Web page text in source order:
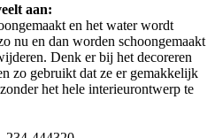
aan:
en het water wordt
nu en dan worden schoongemaakt
Denk er bij het decoreren
zo gebruikt dat ze er gemakkelijk
het hele interieurontwerp te